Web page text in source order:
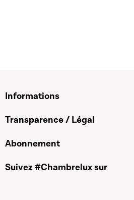
Informations
Transparence / Légal
Abonnement
Suivez #Chambrelux sur